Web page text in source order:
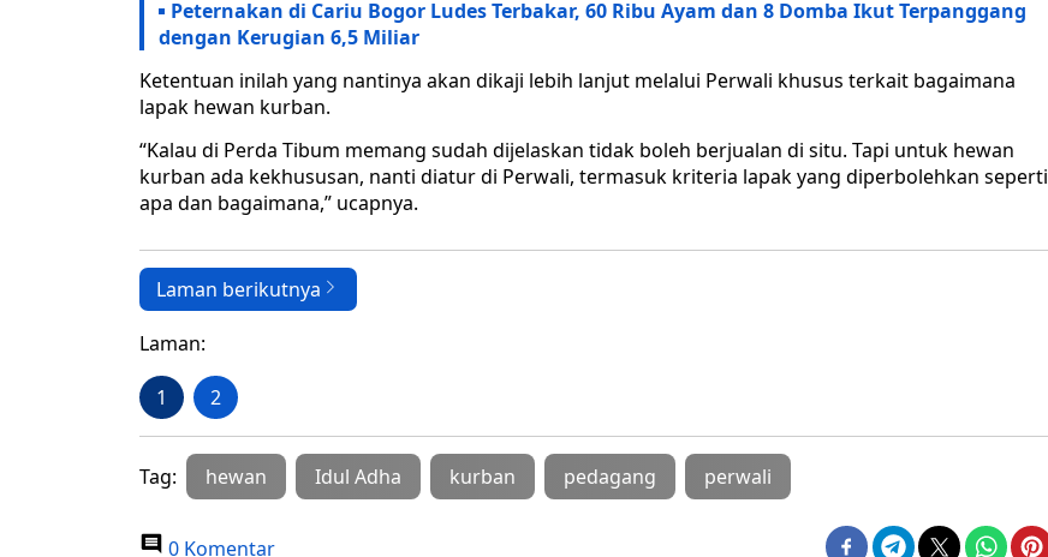
Peternakan di Cariu Bogor Ludes Terbakar, 60 Ribu Ayam dan 8 Domba Ikut Terpanggang
dengan Kerugian 6,5 Miliar
Ketentuan inilah yang nantinya akan dikaji lebih lanjut melalui Perwali khusus terkait bagaimana
lapak hewan kurban.
“Kalau di Perda Tibum memang sudah dijelaskan tidak boleh berjualan di situ. Tapi untuk hewan
kurban ada kekhususan, nanti diatur di Perwali, termasuk kriteria lapak yang diperbolehkan seperti
apa dan bagaimana,” ucapnya.
Laman berikutnya
Laman:
1 2
Tag: hewan Idul Adha kurban pedagang perwali
0 Komentar